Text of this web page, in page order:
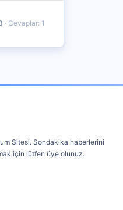
Cevaplar: 1
Sitesi. Sondakika haberlerini
için lütfen üye olunuz.